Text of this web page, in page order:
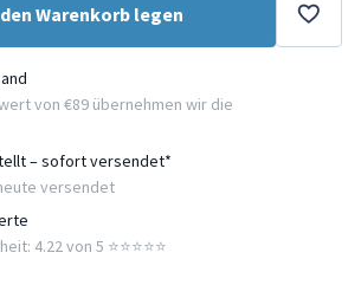
Warenkorb legen
von €89 übernehmen wir die
– sofort versendet*
versendet
4.22 von 5 ⭐️⭐️⭐️⭐️⭐️